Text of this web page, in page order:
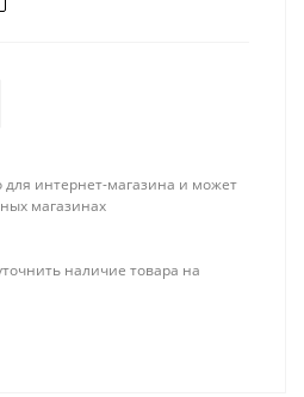
для интернет-магазина и может
магазинах
наличие товара на